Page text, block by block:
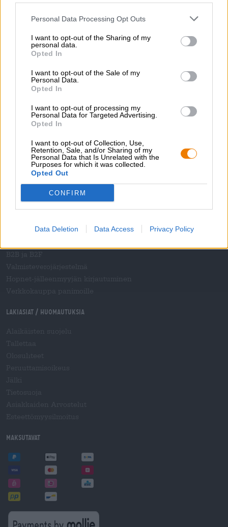
Personal Data Processing Opt Outs
I want to opt-out of the Sharing of my
personal data.
Opted In
I want to opt-out of the Sale of my
Personal Data.
Opted In
I want to opt-out of processing my
Personal Data for Targeted Advertising.
Opted In
I want to opt-out of Collection, Use,
Retention, Sale, and/or Sharing of my
Personal Data that Is Unrelated with the
Purposes for which it was collected.
Opted Out
CONFIRM
Data Deletion Data Access Privacy Policy
Työpaikat Bierothekissa
Sosiaalinen sitoutuminen
Lataukset
Kontakti
Me autamme sinua
Olutseminaarit
Maksutavat
Laivaus / Kansainvälinen
Usein kysytyt kysymykset
- Partner
Äänioikeus
Lakiasiat / Huomautuksia
Maksutavat